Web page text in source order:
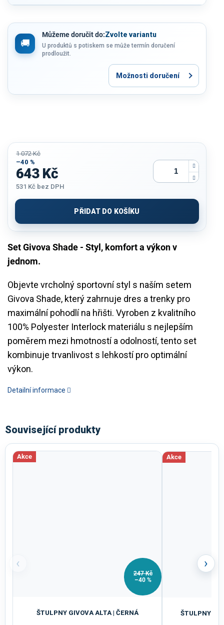
Můžeme doručit do:Zvolte variantu
U produktů s potiskem se může termín doručení
prodloužit.
Možnosti doručení
Set Givova Shade - Styl, komfort a výkon v
jednom.
Objevte vrcholný sportovní styl s naším setem
Givova Shade, který zahrnuje dres a trenky pro
maximální pohodlí na hřišti. Vyroben z kvalitního
100% Polyester Interlock materiálu s nejlepším
poměrem mezi hmotností a odolností, tento set
kombinuje trvanlivost s lehkostí pro optimální
výkon.
Detailní informace
1 072 Kč
–40 %
643 Kč
531 Kč bez DPH
cena:
PŘIDAT DO KOŠÍKU
Související produkty
‹
Akce
247 Kč
–40 %
ŠTULPNY GIVOVA ALTA | ČERNÁ
Akce
ŠTULPNY
›